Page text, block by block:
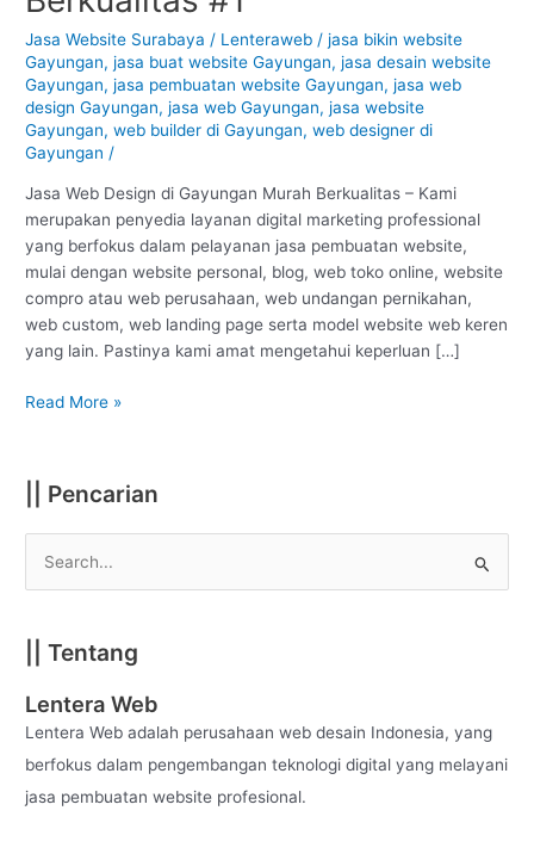
Jasa Website Surabaya / Lenteraweb /jasa bikin website
Gayungan,jasa buat website Gayungan,jasa desain website
Gayungan,jasa pembuatan website Gayungan,jasa web
design Gayungan,jasa web Gayungan,jasa website
Gayungan,web builder di Gayungan,web designer di
Gayungan /
Jasa Web Design di Gayungan Murah Berkualitas – Kami
merupakan penyedia layanan digital marketing professional
yang berfokus dalam pelayanan jasa pembuatan website,
mulai dengan website personal, blog, web toko online, website
compro atau web perusahaan, web undangan pernikahan,
web custom, web landing page serta model website web keren
yang lain. Pastinya kami amat mengetahui keperluan […]
Gayungan
–
Surabaya
:
Murah
Berkualitas
Read More »
|| Pencarian
r
c
h
f
o
|| Tentang
Lentera Web
Lentera Web adalah perusahaan web desain Indonesia, yang
berfokus dalam pengembangan teknologi digital yang melayani
jasa pembuatan website profesional.